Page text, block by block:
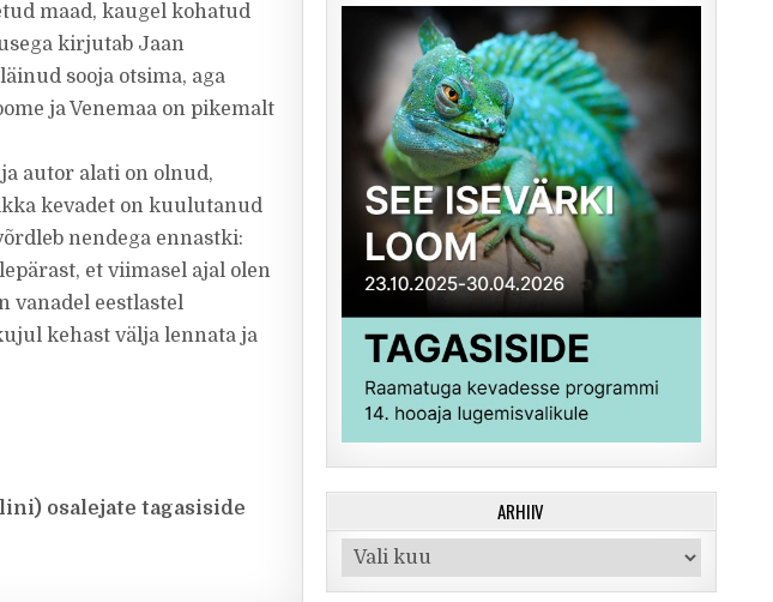
maad, kaugel kohatud
kirjutab Jaan
sooja otsima, aga
ja Venemaa on pikemalt
autor alati on olnud,
kevadet on kuulutanud
nendega ennastki:
et viimasel ajal olen
vanadel eestlastel
kehast välja lennata ja
osalejate tagasiside
ARHIIV
Arhiiv